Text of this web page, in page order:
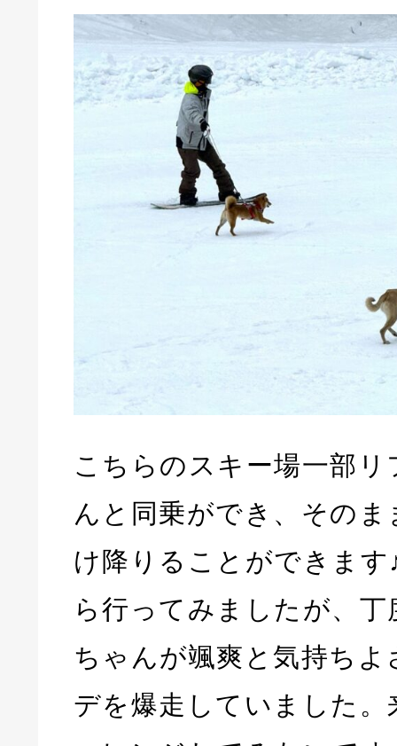
こちらのスキー場一部
んと同乗ができ、その
け降りることができま
ら行ってみましたが、
ちゃんが颯爽と気持ち
デを爆走していました